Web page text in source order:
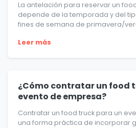
La antelación para reservar un
depende de la temporada y del
fines de semana de primavera/
Leer más
¿Cómo contratar un food
evento de empresa?
Contratar un food truck para un
una forma práctica de incorporar